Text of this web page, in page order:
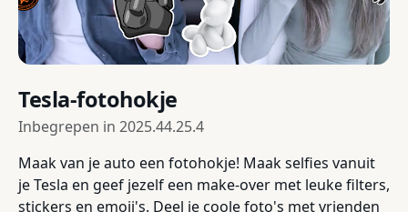
Tesla-fotohokje
Inbegrepen in 2025.44.25.4
Maak van je auto een fotohokje! Maak selfies vanuit
je Tesla en geef jezelf een make-over met leuke filters,
stickers en emoji's. Deel je coole foto's met vrienden